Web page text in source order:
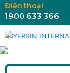
Điện thoại
1900 633 366